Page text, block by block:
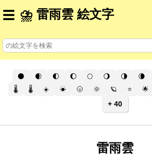
☰ ⛈️ 雷雨雲 絵文字
🌑 🌒 🌓 🌔 🌕 🌖 🌗 🌘
🌡️
🌡 ☀️ ☀ 🌝 🌞 🪐 ⭐ 🌟
+ 40
雷雨雲